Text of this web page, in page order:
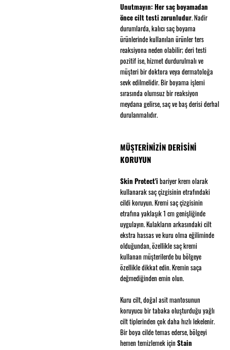
Unutmayın: Her saç boyamadan
önce cilt testi zorunludur. Nadir
durumlarda, kalıcı saç boyama
ürünlerinde kullanılan ürünler ters
reaksiyona neden olabilir; deri testi
pozitif ise, hizmet durdurulmalı ve
müşteri bir doktora veya dermatoloğa
sevk edilmelidir. Bir boyama işlemi
sırasında olumsuz bir reaksiyon
meydana gelirse, saç ve baş derisi derhal
durulanmalıdır.
MÜŞTERİNİZİN DERİSİNİ
KORUYUN
Skin Protect'i bariyer krem olarak
kullanarak saç çizgisinin etrafındaki
cildi koruyun. Kremi saç çizgisinin
etrafına yaklaşık 1 cm genişliğinde
uygulayın. Kulakların arkasındaki cilt
ekstra hassas ve kuru olma eğiliminde
olduğundan, özellikle saç kremi
kullanan müşterilerde bu bölgeye
özellikle dikkat edin. Kremin saça
değmediğinden emin olun.
Kuru cilt, doğal asit mantosunun
koruyucu bir tabaka oluşturduğu yağlı
cilt tiplerinden çok daha hızlı lekelenir.
Bir boya cilde temas ederse, bölgeyi
hemen temizlemek için Stain